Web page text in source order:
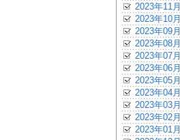
2023年11月
2023年10月
2023年09月
2023年08月
2023年07月
2023年06月
2023年05月
2023年04月
2023年03月
2023年02月
2023年01月